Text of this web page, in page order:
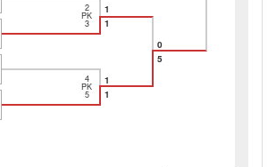
1
PK
2
1
3
0
1
PK
4
1
5
5